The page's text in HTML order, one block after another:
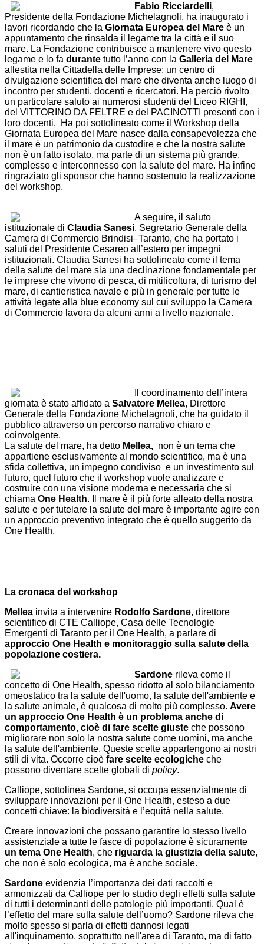
Fabio Ricciardelli,
Presidente della Fondazione Michelagnoli, ha inaugurato i
lavori ricordando che la Giornata Europea del Mare è un
appuntamento che rinsalda il legame tra la città e il suo
mare. La Fondazione contribuisce a mantenere vivo questo
legame e lo fa durante tutto l’anno con la Galleria del Mare
allestita nella Cittadella delle Imprese: un centro di
divulgazione scientifica del mare che diventa anche luogo di
incontro per studenti, docenti e ricercatori. Ha perciò rivolto
un particolare saluto ai numerosi studenti del Liceo RIGHI,
del VITTORINO DA FELTRE e del PACINOTTI presenti con i
loro docenti. Ha poi sottolineato come il Workshop della
Giornata Europea del Mare nasce dalla consapevolezza che
il mare è un patrimonio da custodire e che la nostra salute
non è un fatto isolato, ma parte di un sistema più grande,
complesso e interconnesso con la salute del mare. Ha infine
ringraziato gli sponsor che hanno sostenuto la realizzazione
del workshop.
A seguire, il saluto
istituzionale di Claudia Sanesi, Segretario Generale della
Camera di Commercio Brindisi–Taranto, che ha portato i
saluti del Presidente Cesareo all’estero per impegni
istituzionali. Claudia Sanesi ha sottolineato come il tema
della salute del mare sia una declinazione fondamentale per
le imprese che vivono di pesca, di mitilicoltura, di turismo del
mare, di cantieristica navale e più in generale per tutte le
attività legate alla blue economy sul cui sviluppo la Camera
di Commercio lavora da alcuni anni a livello nazionale.
Il coordinamento dell’intera
giornata è stato affidato a Salvatore Mellea, Direttore
Generale della Fondazione Michelagnoli, che ha guidato il
pubblico attraverso un percorso narrativo chiaro e
coinvolgente.
La salute del mare, ha detto Mellea, non è un tema che
appartiene esclusivamente al mondo scientifico, ma è una
sfida collettiva, un impegno condiviso e un investimento sul
futuro, quel futuro che il workshop vuole analizzare e
costruire con una visione moderna e necessaria che si
chiama One Health. Il mare è il più forte alleato della nostra
salute e per tutelare la salute del mare è importante agire con
un approccio preventivo integrato che è quello suggerito da
One Health.
La cronaca del workshop
Mellea invita a intervenire Rodolfo Sardone, direttore
scientifico di CTE Calliope, Casa delle Tecnologie
Emergenti di Taranto per il One Health, a parlare di
approccio One Health e monitoraggio sulla salute della
popolazione costiera.
Sardone rileva come il
concetto di One Health, spesso ridotto al solo bilanciamento
omeostatico tra la salute dell'uomo, la salute dell'ambiente e
la salute animale, è qualcosa di molto più complesso. Avere
un approccio One Health è un problema anche di
comportamento, cioè di fare scelte giuste che possono
migliorare non solo la nostra salute come uomini, ma anche
la salute dell'ambiente. Queste scelte appartengono ai nostri
stili di vita. Occorre cioè fare scelte ecologiche che
possono diventare scelte globali di policy.
Calliope, sottolinea Sardone, si occupa essenzialmente di
sviluppare innovazioni per il One Health, esteso a due
concetti chiave: la biodiversità e l’equità nella salute.
Creare innovazioni che possano garantire lo stesso livello
assistenziale a tutte le fasce di popolazione è sicuramente
un tema One Health, che riguarda la giustizia della salute,
che non è solo ecologica, ma è anche sociale.
Sardone evidenzia l’importanza dei dati raccolti e
armonizzati da Calliope per lo studio degli effetti sulla salute
di tutti i determinanti delle patologie più importanti. Qual è
l’effetto del mare sulla salute dell’uomo? Sardone rileva che
molto spesso si parla di effetti dannosi legati
all'inquinamento, soprattutto nell'area di Taranto, ma di fatto